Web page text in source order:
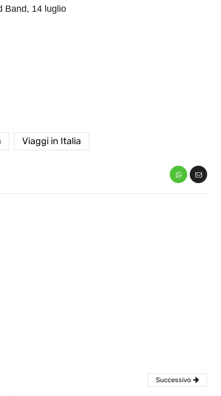
Band, 14 luglio
Viaggi in Italia
Successivo